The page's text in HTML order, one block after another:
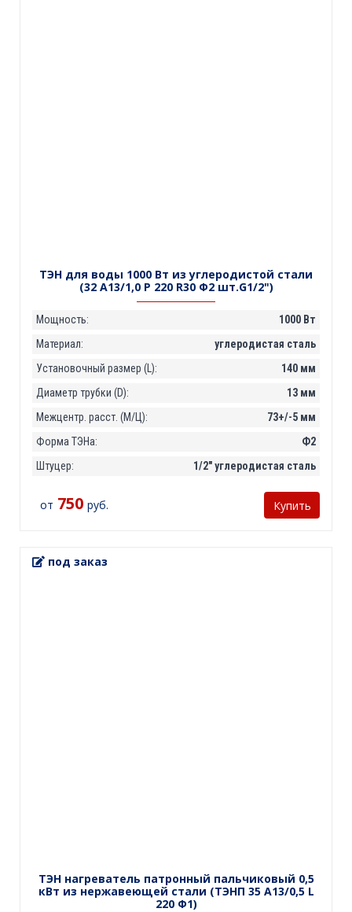
ТЭН для воды 1000 Вт из углеродистой стали
(32 А13/1,0 P 220 R30 Ф2 шт.G1/2")
Мощность:
1000 Вт
Материал:
углеродистая сталь
Установочный размер (L):
140 мм
Диаметр трубки (D):
13 мм
Межцентр. расст. (М/Ц):
73+/-5 мм
Форма ТЭНа:
Ф2
Штуцер:
1/2" углеродистая сталь
от 750 руб. Купить
под заказ
ТЭН нагреватель патронный пальчиковый 0,5
кВт из нержавеющей стали (ТЭНП 35 А13/0,5 L
220 Ф1)